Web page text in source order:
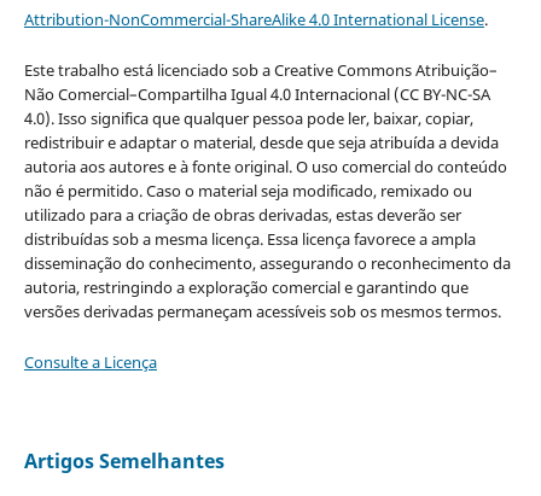
Attribution-NonCommercial-ShareAlike 4.0 International License.
Este trabalho está licenciado sob a Creative Commons Atribuição–
Não Comercial–Compartilha Igual 4.0 Internacional (CC BY-NC-SA
4.0). Isso significa que qualquer pessoa pode ler, baixar, copiar,
redistribuir e adaptar o material, desde que seja atribuída a devida
autoria aos autores e à fonte original. O uso comercial do conteúdo
não é permitido. Caso o material seja modificado, remixado ou
utilizado para a criação de obras derivadas, estas deverão ser
distribuídas sob a mesma licença. Essa licença favorece a ampla
disseminação do conhecimento, assegurando o reconhecimento da
autoria, restringindo a exploração comercial e garantindo que
versões derivadas permaneçam acessíveis sob os mesmos termos.
Consulte a Licença
Artigos Semelhantes